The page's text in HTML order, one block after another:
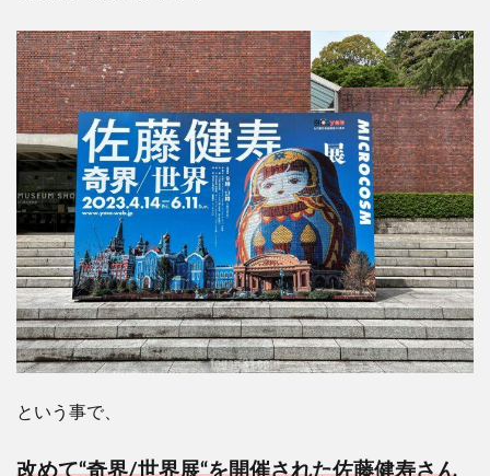
という事で、
改めて“奇界/世界展“を開催された佐藤健寿さん